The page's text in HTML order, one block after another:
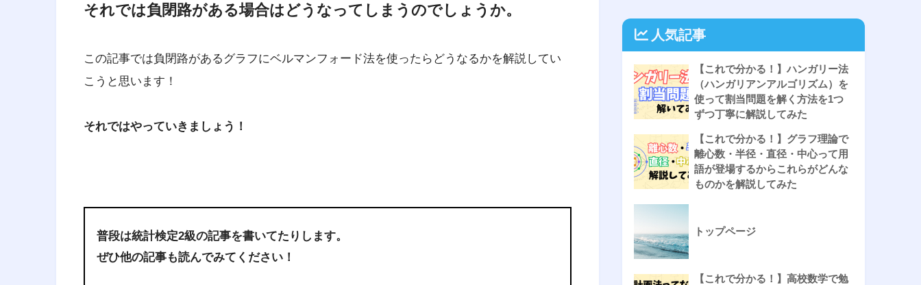
それでは負閉路がある場合はどうなってしまうのでしょうか。
この記事では負閉路があるグラフにベルマンフォード法を使ったらどうなるかを解説してい
こうと思います！
それではやっていきましょう！
普段は統計検定2級の記事を書いてたりします。
ぜひ他の記事も読んでみてください！
人気記事
【これで分かる！】ハンガリー法
（ハンガリアンアルゴリズム）を
使って割当問題を解く方法を1つ
ずつ丁寧に解説してみた
【これで分かる！】グラフ理論で
離心数・半径・直径・中心って用
語が登場するからこれらがどんな
ものかを解説してみた
トップページ
【これで分かる！】高校数学で勉